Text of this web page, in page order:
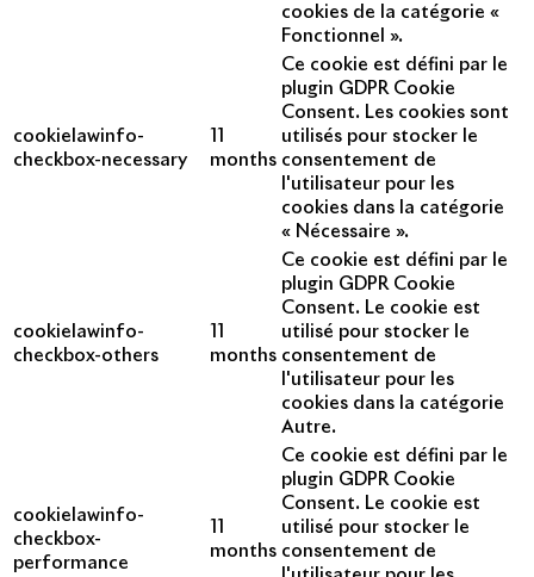
cookies de la catégorie «
Fonctionnel ».
cookielawinfo-
checkbox-necessary
months
Ce cookie est défini par le
plugin GDPR Cookie
Consent. Les cookies sont
utilisés pour stocker le
consentement de
l'utilisateur pour les
cookies dans la catégorie
« Nécessaire ».
cookielawinfo-
checkbox-others
months
Ce cookie est défini par le
plugin GDPR Cookie
Consent. Le cookie est
utilisé pour stocker le
consentement de
l'utilisateur pour les
cookies dans la catégorie
Autre.
cookielawinfo-
checkbox-
performance
months
Ce cookie est défini par le
plugin GDPR Cookie
Consent. Le cookie est
utilisé pour stocker le
consentement de